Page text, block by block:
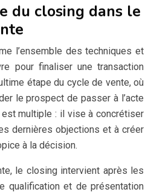
du closing dans le
l’ensemble des techniques et
pour finaliser une transaction
étape du cycle de vente, où
le prospect de passer à l’acte
est multiple : il vise à concrétiser
dernières objections et à créer
à la décision.
le closing intervient après les
qualification et de présentation